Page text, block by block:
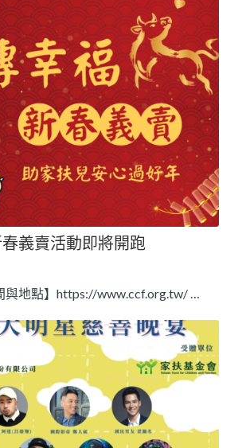
義賣活動即將開跑
與地點】https://www.ccf.org.tw/ …